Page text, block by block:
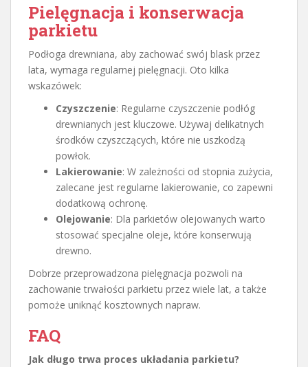
Pielęgnacja i konserwacja
parkietu
Podłoga drewniana, aby zachować swój blask przez
lata, wymaga regularnej pielęgnacji. Oto kilka
wskazówek:
Czyszczenie: Regularne czyszczenie podłóg
drewnianych jest kluczowe. Używaj delikatnych
środków czyszczących, które nie uszkodzą
powłok.
Lakierowanie: W zależności od stopnia zużycia,
zalecane jest regularne lakierowanie, co zapewni
dodatkową ochronę.
Olejowanie: Dla parkietów olejowanych warto
stosować specjalne oleje, które konserwują
drewno.
Dobrze przeprowadzona pielęgnacja pozwoli na
zachowanie trwałości parkietu przez wiele lat, a także
pomoże uniknąć kosztownych napraw.
FAQ
Jak długo trwa proces układania parkietu?